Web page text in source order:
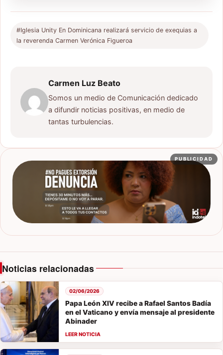
#Iglesia Unity En Dominicana realizará servicio de exequias a
la reverenda Carmen Verónica Figueroa
Carmen Luz Beato
Somos un medio de Comunicación dedicado
a difundir noticias positivas, en medio de
tantas turbulencias.
PUBLICIDAD
Noticias relacionadas
Papa León XIV recibe a Rafael Santos Badía
en el Vaticano y envía mensaje al presidente
Abinader
02/06/2026